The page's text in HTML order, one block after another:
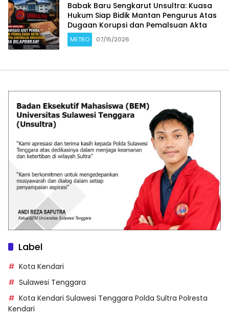
Babak Baru Sengkarut Unsultra: Kuasa
Hukum Siap Bidik Mantan Pengurus Atas
Dugaan Korupsi dan Pemalsuan Akta
METRO 07/15/2026
Label
Kota Kendari
Sulawesi Tenggara
Kota Kendari Sulawesi Tenggara Polda Sultra Polresta
Kendari